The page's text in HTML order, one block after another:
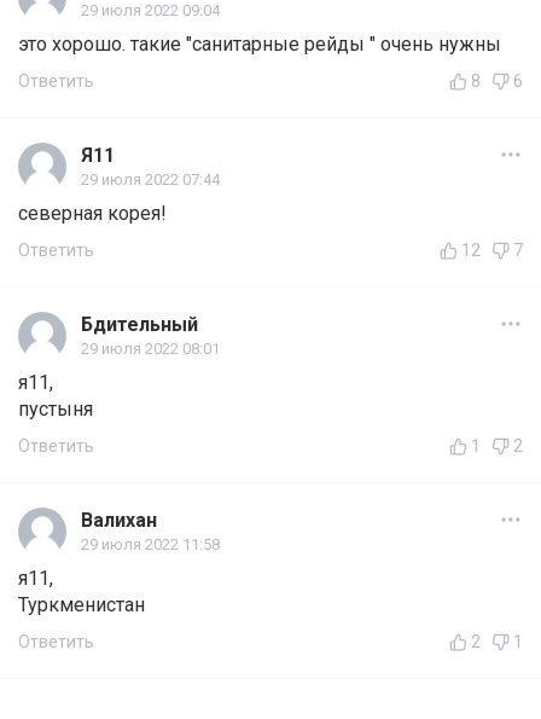
29 июля 2022 09:04
это хорошо. такие "санитарные рейды " очень нужны
Ответить 8 6
Я11
29 июля 2022 07:44
северная корея!
Ответить 12 7
Бдительный
29 июля 2022 08:01
я11,
пустыня
Ответить 1 2
Валихан
29 июля 2022 11:58
я11,
Туркменистан
Ответить 2 1